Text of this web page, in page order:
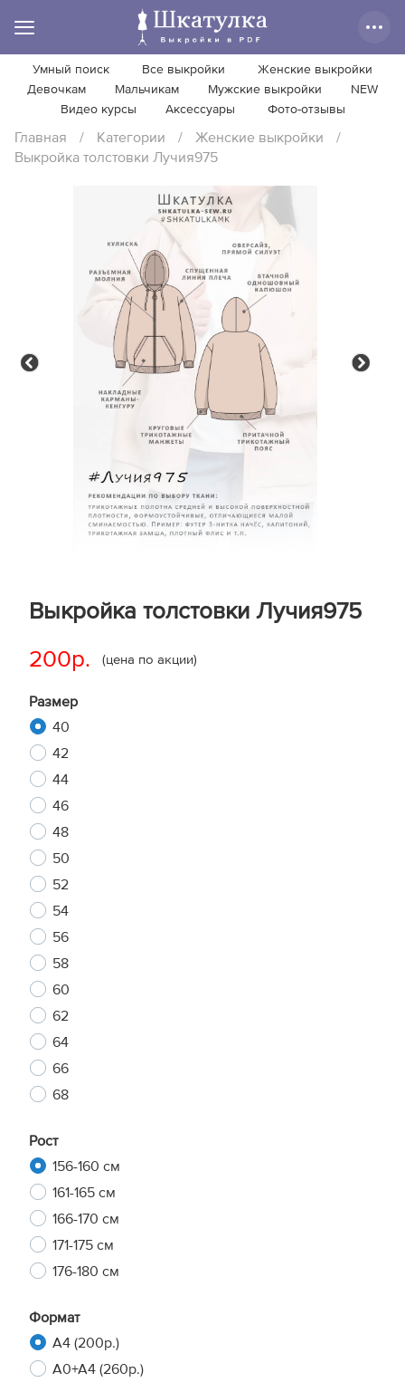
Умный поиск Все выкройки
Женские выкройки
Девочкам
Мальчикам Мужские выкройки
NEW
Видео курсы
Аксессуары Фото-отзывы
Главная / Категории / Женские выкройки
/
Выкройка толстовки Лучия975
Выкройка толстовки Лучия975
200р. (цена по акции)
Размер
40
42
44
46
48
50
52
54
56
58
60
62
64
66
68
Рост
156-160 см
161-165 см
166-170 см
171-175 см
176-180 см
Формат
A4 (200р.)
A0+A4 (260р.)